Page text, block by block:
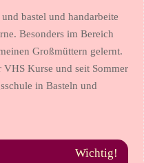
bastel und handarbeite
Besonders im Bereich
Großmüttern gelernt.
VHS Kurse und seit Sommer
in Basteln und
Wichtig!